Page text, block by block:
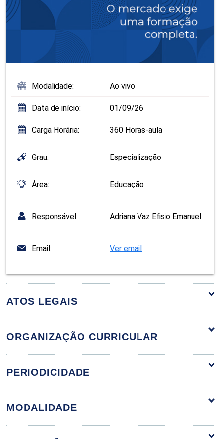
Modalidade: Ao vivo
Data de início: 01/09/26
Carga Horária: 360 Horas-aula
Grau: Especialização
Área: Educação
Responsável: Adriana Vaz Efisio Emanuel
Email: Ver email
ATOS LEGAIS
ORGANIZAÇÃO CURRICULAR
NA ESCOLA
PERIODICIDADE
MODALIDADE